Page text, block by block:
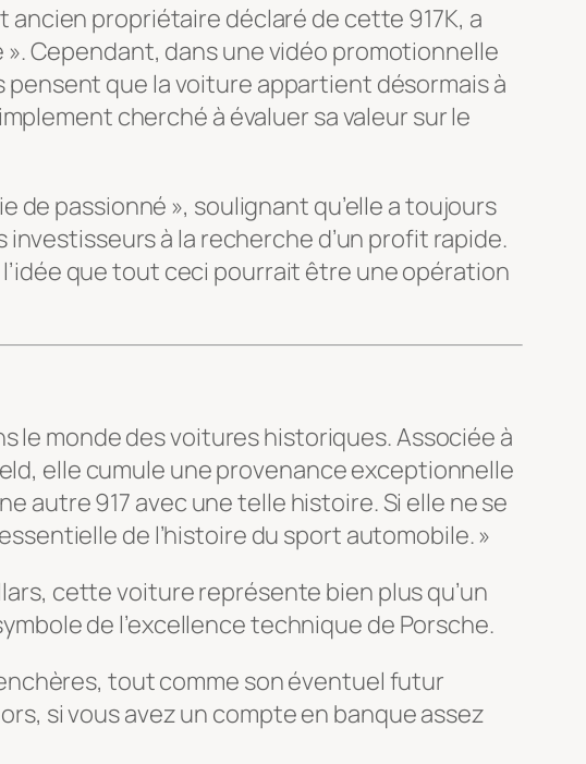
ancien propriétaire déclaré de cette 917K, a
». Cependant, dans une vidéo promotionnelle
que la voiture appartient désormais à
cherché à évaluer sa valeur sur le
de passionné », soulignant qu’elle a toujours
à la recherche d’un profit rapide.
que tout ceci pourrait être une opération
le monde des voitures historiques. Associée à
elle cumule une provenance exceptionnelle
autre 917 avec une telle histoire. Si elle ne se
de l’histoire du sport automobile. »
cette voiture représente bien plus qu’un
de l’excellence technique de Porsche.
tout comme son éventuel futur
si vous avez un compte en banque assez